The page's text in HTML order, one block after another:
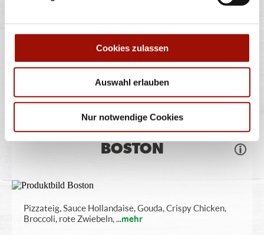
Cookies zulassen
Auswahl erlauben
Nur notwendige Cookies
Pizzateig, BBQ Sauce, Gouda, Salami, Rinderhackfleisch,
15,40 € 21,40 € 27,40 €
BOSTON
Pizzateig, Sauce Hollandaise, Gouda, Crispy Chicken,
Broccoli, rote Zwiebeln,...mehr